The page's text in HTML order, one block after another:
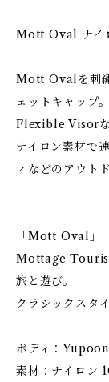
Mott Oval ナイ
Mott Ovalを刺
ェットキャップ。
Flexible Visorな
ナイロン素材で
ィなどのアウト
「Mott Oval」
Mottage
旅と遊び。
クラシックスタ
ボディ：
素材：ナイロン